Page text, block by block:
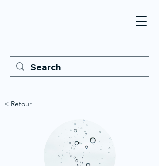
< Retour